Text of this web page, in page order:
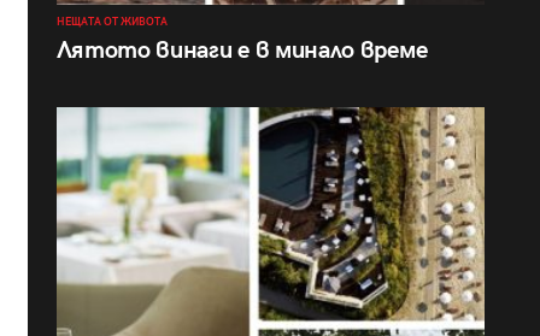
НЕЩАТА ОТ ЖИВОТА
Лятото винаги е в минало време